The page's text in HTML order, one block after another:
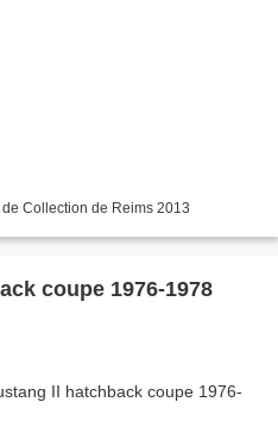
Collection de Reims 2013
coupe 1976-1978